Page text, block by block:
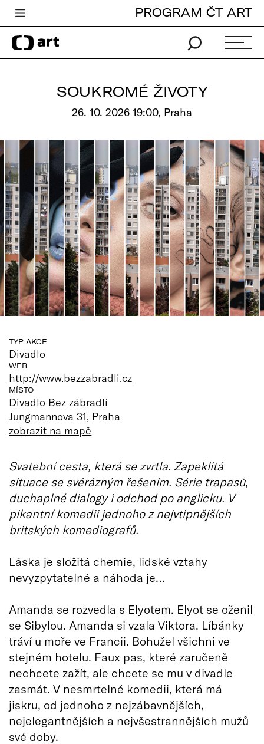
Česká televize
Zpravodajství
Pro děti
edu
Vše o ČT
PROGRAM ČT ART
SOUKROMÉ ŽIVOTY
26. 10. 2026 19:00, Praha
TYP AKCE
Divadlo
WEB
http://www.bezzabradli.cz
MÍSTO
Divadlo Bez zábradlí
Jungmannova 31, Praha
zobrazit na mapě
Svatební cesta, která se zvrtla. Zapeklitá
situace se svérázným řešením. Série trapasů,
duchaplné dialogy i odchod po anglicku. V
pikantní komedii jednoho z nejvtipnějších
britských komediografů.
Láska je složitá chemie, lidské vztahy
nevyzpytatelné a náhoda je…
Amanda se rozvedla s Elyotem. Elyot se oženil
se Sibylou. Amanda si vzala Viktora. Líbánky
tráví u moře ve Francii. Bohužel všichni ve
stejném hotelu. Faux pas, které zaručeně
nechcete zažít, ale chcete se mu v divadle
zasmát. V nesmrtelné komedii, která má
jiskru, od jednoho z nejzábavnějších,
nejelegantnějších a nejvšestrannějších mužů
své doby.